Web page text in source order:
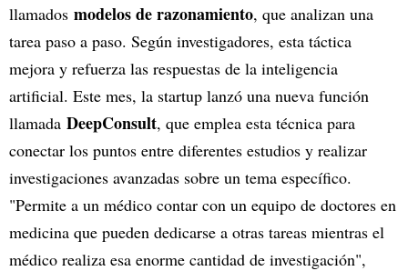
llamados modelos de razonamiento, que analizan una
tarea paso a paso. Según investigadores, esta táctica
mejora y refuerza las respuestas de la inteligencia
artificial. Este mes, la startup lanzó una nueva función
llamada DeepConsult, que emplea esta técnica para
conectar los puntos entre diferentes estudios y realizar
investigaciones avanzadas sobre un tema específico.
"Permite a un médico contar con un equipo de doctores en
medicina que pueden dedicarse a otras tareas mientras el
médico realiza esa enorme cantidad de investigación",